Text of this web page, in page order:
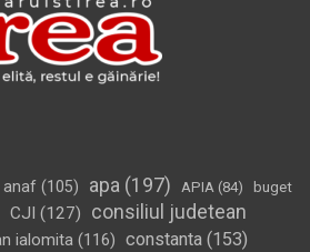
anaf (105) apa (197) APIA (84)
buget
CJI (127)
consiliul judetean
ialomita (116) constanta (153)